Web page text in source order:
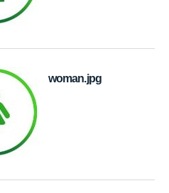
woman.jpg